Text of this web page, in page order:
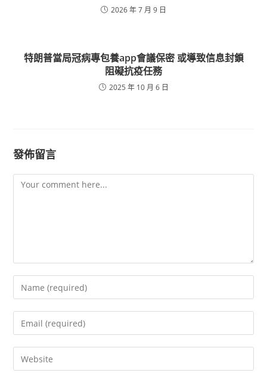
2026 年 7 月 9 日
特朗普當局冠病專包養app會議保密 或導致信息封鎖
阻礙抗疫任務
2025 年 10 月 6 日
發佈留言
Comment
Enter
your
name
comment
Enter
your
email
address
Enter
your